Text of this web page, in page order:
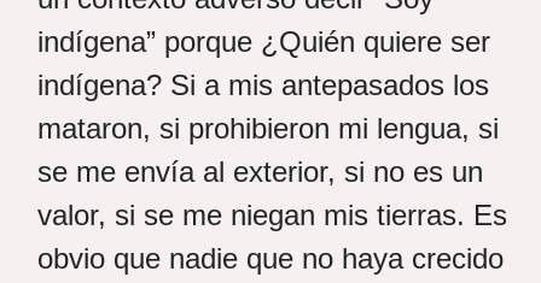
indígena” porque ¿Quién quiere ser
indígena? Si a mis antepasados los
mataron, si prohibieron mi lengua, si
se me envía al exterior, si no es un
valor, si se me niegan mis tierras. Es
obvio que nadie que no haya crecido